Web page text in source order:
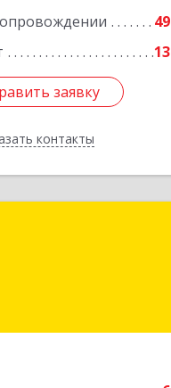
49
13
заявку
контакты
заявку
Назад
обл, Чехов м.о.,
Серпуховская ул, дом